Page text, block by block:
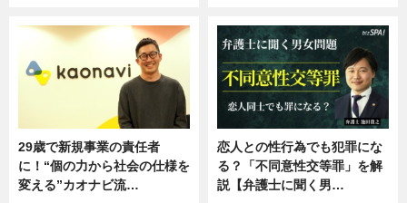
29歳で新規事業の責任者
に！“個の力から社会の仕様を
変える”カオナビ流…
恋人との性行為でも犯罪にな
る？「不同意性交等罪」を解
説【弁護士に聞く男…